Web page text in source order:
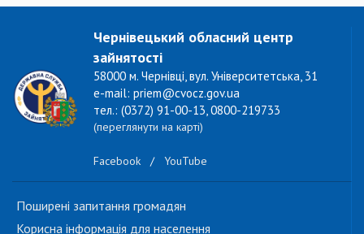
Чернівецький обласний центр
зайнятості
58000 м. Чернівці, вул. Університетська, 31
e-mail: priem@cvocz.gov.ua
тел.: (0372) 91-00-13, 0800-219733
(переглянути на карті)
Facebook / YouTube
Поширені запитання громадян
Корисна інформація для населення